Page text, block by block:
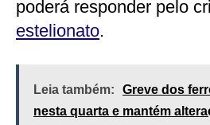
poderá responder pelo
estelionato.
Leia também:
Greve dos
nesta quarta e mantém